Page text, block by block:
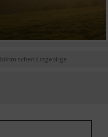
Erzgebirge